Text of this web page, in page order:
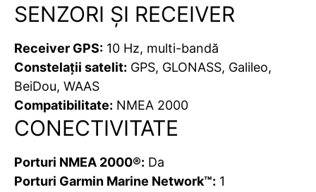
SENZORI ȘI RECEIVER
Receiver GPS: 10 Hz, multi-bandă
Constelații satelit: GPS, GLONASS, Galileo,
BeiDou, WAAS
Compatibilitate: NMEA 2000
CONECTIVITATE
Porturi NMEA 2000®: Da
Porturi Garmin Marine Network™: 1